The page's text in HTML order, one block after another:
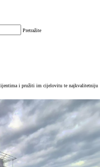
Pretražite
i pružiti im cijelovitu te najkvalitetniju